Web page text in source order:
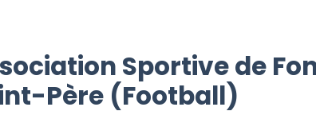
Sportive de
Père (Football)